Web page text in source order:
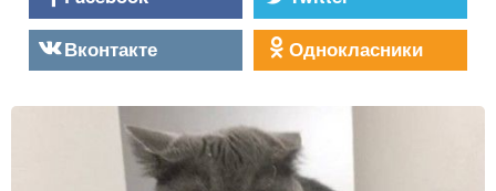
Вконтакте
Однокласники